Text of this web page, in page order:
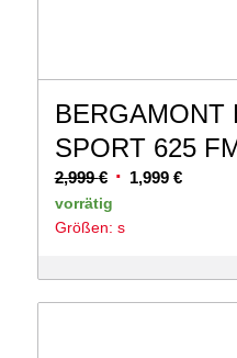
BERGAMONT
SPORT 625
2,999€ Ursprünglicher
Preis
war:
1,999 €
vorrätig
Größen: s